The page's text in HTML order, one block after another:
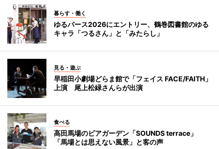
暮らす・働く
ゆるバース2026にエントリー、鶴巻図書館のゆる
キャラ「つるさん」と「みたらし」
見る・遊ぶ
早稲田小劇場どらま館で「フェイス FACE/FAITH」
上演 尾上松緑さんらが出演
食べる
高田馬場のビアガーデン「SOUNDS terrace」
「馬場とは思えない風景」と客の声